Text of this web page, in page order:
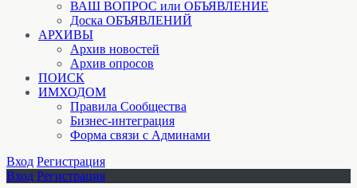
ВАШ ВОПРОС или ОБЪЯВЛЕНИЕ
Доска ОБЪЯВЛЕНИЙ
АРХИВЫ
Архив новостей
Архив опросов
ПОИСК
ИМХОДОМ
Правила Сообщества
Бизнес-интеграция
Форма связи с Админами
Вход Регистрация
Вход Регистрация